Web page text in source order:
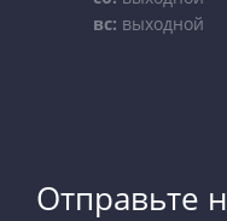
вс: выходной
Отправьте